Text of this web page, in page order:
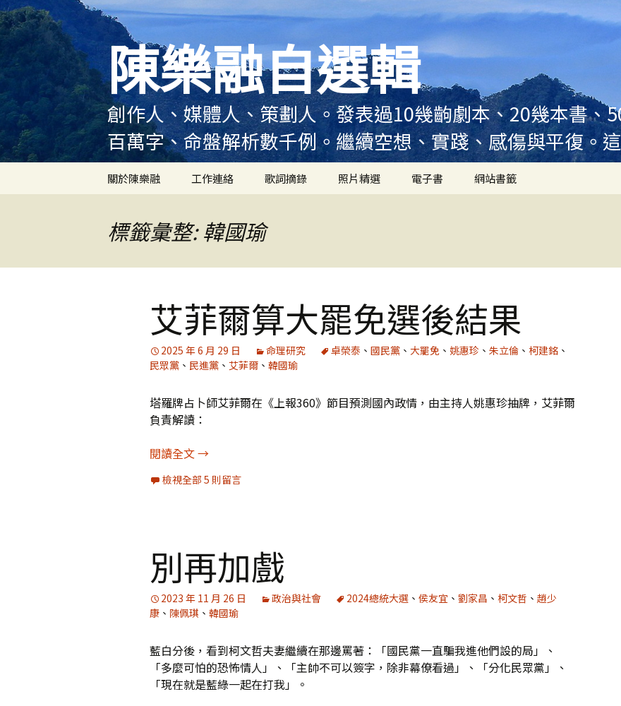
跳
至
主
容
陳樂融自選輯
創作人、媒體人、策劃人。發表過10幾齣劇本、20幾本書、
百萬字、命盤解析數千例。繼續空想、實踐、感傷與平復。
關於陳樂融
陳樂融大事記
陳樂融舞台劇及音樂劇
作品演出紀錄
媒體專訪精選
工作連絡 歌詞摘錄 照片精選 電子書 網站書籤
標籤彙整: 韓國瑜
艾菲爾算大罷免選後結果
2025 年 6 月 29 日 命理研究 卓榮泰 、 國民黨 、 大罷免 、 姚惠珍 、 朱立倫 、 柯建銘 、
民眾黨 、 民進黨 、 艾菲爾 、 韓國瑜
塔羅牌占卜師艾菲爾在《上報360》節目預測國內政情，由主持人姚惠珍抽牌，艾菲爾
負責解讀：
閱讀全文艾菲爾算大罷免選後結果
→
檢視全部 5 則留言
別再加戲
2023 年 11 月 26 日 政治與社會 2024總統大選 、 侯友宜 、 劉家昌 、 柯文哲 、 趙少
康 、 陳佩琪 、 韓國瑜
藍白分後，看到柯文哲夫妻繼續在那邊罵著：「國民黨一直騙我進他們設的局」、
「多麼可怕的恐怖情人」、「主帥不可以簽字，除非幕僚看過」、「分化民眾黨」、
「現在就是藍綠一起在打我」。